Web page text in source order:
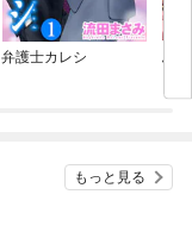
弁護士カレシ
ふ
と
もっと見る